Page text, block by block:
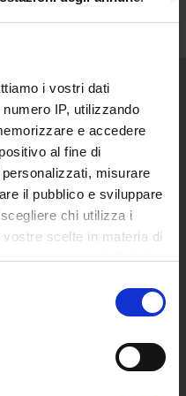
i vostri dati
IP, utilizzando
e accedere
al fine di
misurare
il pubblico e sviluppare
chi utilizza i
scelte in materia di
questa proprietà digitale
in qualsiasi
cookie o facendo clic
Università
Telematica